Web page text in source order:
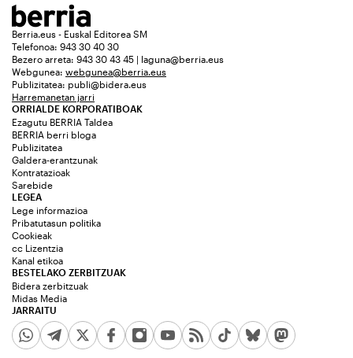
Berria.eus - Euskal Editorea SM
Telefonoa: 943 30 40 30
Bezero arreta: 943 30 43 45 | laguna@berria.eus
Webgunea: webgunea@berria.eus
Publizitatea: publi@bidera.eus
Harremanetan jarri
ORRIALDE KORPORATIBOAK
Ezagutu BERRIA Taldea
BERRIA berri bloga
Publizitatea
Galdera-erantzunak
Kontratazioak
Sarebide
JARRAITU
LEGEA
Lege informazioa
Pribatutasun politika
Cookieak
cc Lizentzia
Kanal etikoa
BESTELAKO ZERBITZUAK
Bidera zerbitzuak
Midas Media